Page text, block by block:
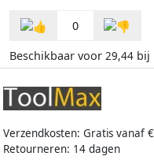
0
Beschikbaar voor 29,44 bij
Verzendkosten: Gratis vanaf
Retourneren: 14 dagen